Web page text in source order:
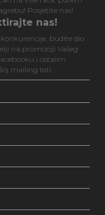
Posjetite nas!
nas!
budite dio
na promociji Vašeg
i ostalim
mailing listi...